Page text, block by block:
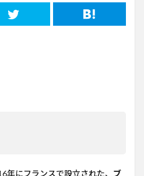
にフランスで設立された、 ブ